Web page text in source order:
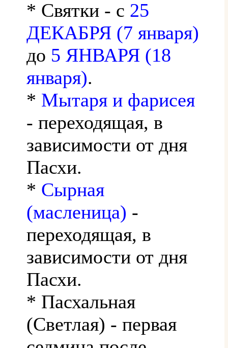
* Святки - с 25
ДЕКАБРЯ (7 января)
до 5 ЯНВАРЯ (18
января).
* Мытаря и фарисея
- переходящая, в
зависимости от дня
Пасхи.
* Сырная
(масленица) -
переходящая, в
зависимости от дня
Пасхи.
* Пасхальная
(Светлая) - первая